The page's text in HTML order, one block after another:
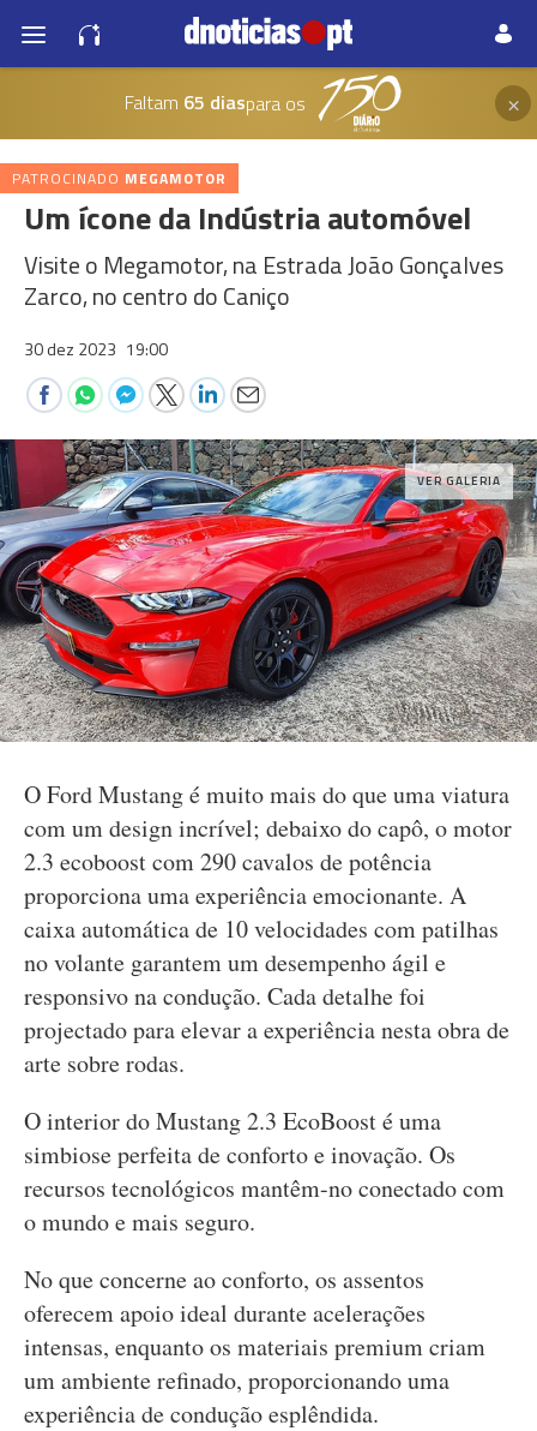
Faltam 65 diaspara os ×
PATROCINADO MEGAMOTOR
Um ícone da Indústria automóvel
Visite o Megamotor, na Estrada João Gonçalves
Zarco, no centro do Caniço
30 dez 2023 19:00
VER GALERIA
O Ford Mustang é muito mais do que uma viatura
com um design incrível; debaixo do capô, o motor
2.3 ecoboost com 290 cavalos de potência
proporciona uma experiência emocionante. A
caixa automática de 10 velocidades com patilhas
no volante garantem um desempenho ágil e
responsivo na condução. Cada detalhe foi
projectado para elevar a experiência nesta obra de
arte sobre rodas.
O interior do Mustang 2.3 EcoBoost é uma
simbiose perfeita de conforto e inovação. Os
recursos tecnológicos mantêm-no conectado com
o mundo e mais seguro.
No que concerne ao conforto, os assentos
oferecem apoio ideal durante acelerações
intensas, enquanto os materiais premium criam
um ambiente refinado, proporcionando uma
experiência de condução esplêndida.